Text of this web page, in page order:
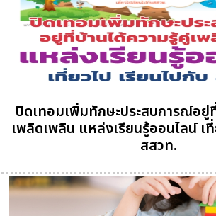
ปิดเทอมเพิ่มทักษะประสบการณ์อยู่
เพลิดเพลิน แหล่งเรียนรู้ออนไลน์ เ
สสวท.